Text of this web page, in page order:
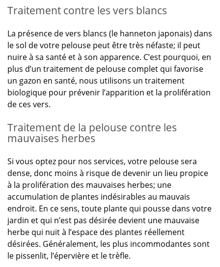
Traitement contre les vers blancs
La présence de vers blancs (le hanneton japonais) dans
le sol de votre pelouse peut être très néfaste; il peut
nuire à sa santé et à son apparence. C’est pourquoi, en
plus d’un traitement de pelouse complet qui favorise
un gazon en santé, nous utilisons un traitement
biologique pour prévenir l’apparition et la prolifération
de ces vers.
Traitement de la pelouse contre les
mauvaises herbes
Si vous optez pour nos services, votre pelouse sera
dense, donc moins à risque de devenir un lieu propice
à la prolifération des mauvaises herbes; une
accumulation de plantes indésirables au mauvais
endroit. En ce sens, toute plante qui pousse dans votre
jardin et qui n’est pas désirée devient une mauvaise
herbe qui nuit à l’espace des plantes réellement
désirées. Généralement, les plus incommodantes sont
le pissenlit, l’épervière et le trèfle.